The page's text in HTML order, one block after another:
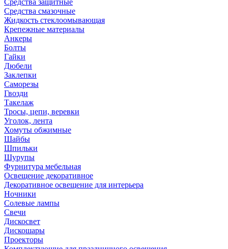
Средства защитные
Средства смазочные
Жидкость стеклоомывающая
Крепежные материалы
Анкеры
Болты
Гайки
Дюбели
Заклепки
Саморезы
Гвозди
Такелаж
Тросы, цепи, веревки
Уголок, лента
Хомуты обжимные
Шайбы
Шпильки
Шурупы
Фурнитура мебельная
Освещение декоративное
Декоративное освещение для интерьера
Ночники
Солевые лампы
Свечи
Дискосвет
Дискошары
Проекторы